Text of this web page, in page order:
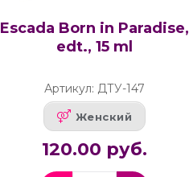
Escada Born in Paradise,
edt., 15 ml
Артикул: ДТУ-147
Женский
120.00 руб.